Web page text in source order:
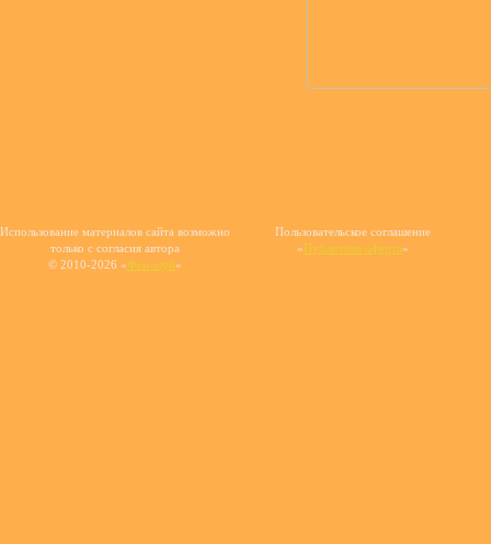
Использование материалов сайта возможно
только с согласия автора
© 2010-2026 « Фен-шуй»
Пользовательское соглашение
«Публичная оферта»